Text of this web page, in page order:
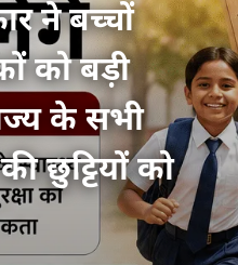
ने बच्चों
को बड़ी
के सभी
छुट्टियों को